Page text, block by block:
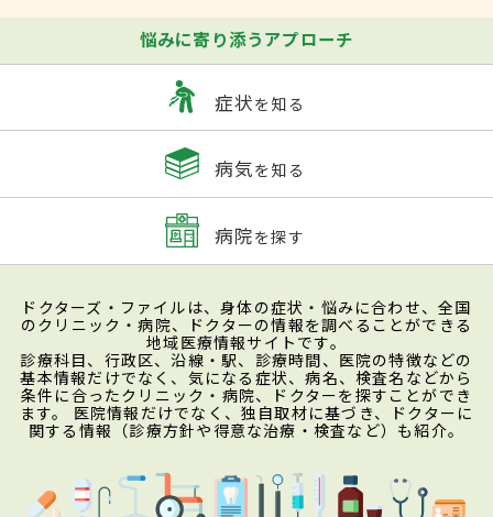
悩みに寄り添うアプローチ
症状を知る
病気を知る
病院を探す
ドクターズ・ファイルは、身体の症状・悩みに合わせ、全国
のクリニック・病院、ドクターの情報を調べることができる
地域医療情報サイトです。
診療科目、行政区、沿線・駅、診療時間、医院の特徴などの
基本情報だけでなく、気になる症状、病名、検査名などから
条件に合ったクリニック・病院、ドクターを探すことができ
ます。 医院情報だけでなく、独自取材に基づき、ドクターに
関する情報（診療方針や得意な治療・検査など）も紹介。